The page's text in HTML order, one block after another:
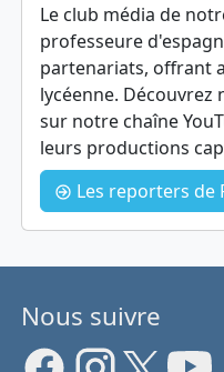
Le club média de
professeure
partenariats, offrant
lycéenne. Découvrez
sur notre chaîne
leurs productions
Les reporters de
Nous suivre